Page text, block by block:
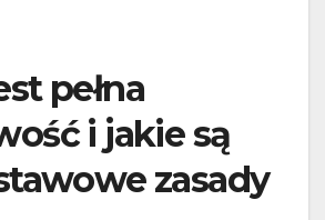
pełna
i jakie są
zasady